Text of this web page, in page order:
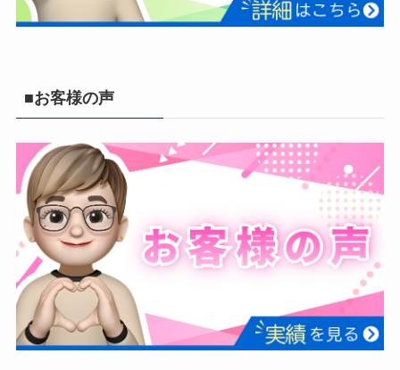
■お客様の声